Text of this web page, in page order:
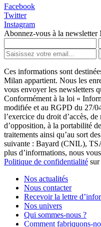
Facebook
Twitter
Instagram
Abonnez-vous à la newsletter
Ces informations sont
Milan appartient. Nous les
vous envoyer les newsletters
Conformément à la loi «
modifiée et au RGPD du 27/
l’exercice du droit d’accès,
d’opposition, à la portabilité
traitements ainsi qu’au sort
suivante : Bayard (CNIL),
plus d’informations, nous
Politique de confidentialité
Nos actualités
Nous contacter
Recevoir la lettre
Nos univers
Qui sommes-nous ?
Comment fabriquons-